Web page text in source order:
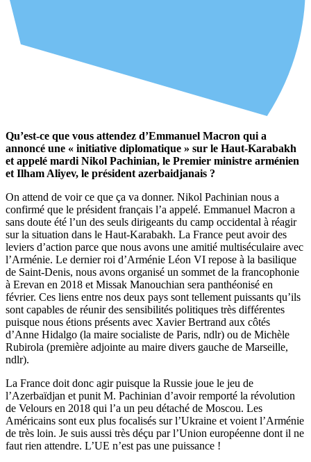
Qu’est-ce que vous attendez d’Emmanuel Macron qui a
annoncé une « initiative diplomatique » sur le Haut-Karabakh
et appelé mardi Nikol Pachinian, le Premier ministre arménien
et Ilham Aliyev, le président azerbaidjanais ?
On attend de voir ce que ça va donner. Nikol Pachinian nous a
confirmé que le président français l’a appelé. Emmanuel Macron a
sans doute été l’un des seuls dirigeants du camp occidental à réagir
sur la situation dans le Haut-Karabakh. La France peut avoir des
leviers d’action parce que nous avons une amitié multiséculaire avec
l’Arménie. Le dernier roi d’Arménie Léon VI repose à la basilique
de Saint-Denis, nous avons organisé un sommet de la francophonie
à Erevan en 2018 et Missak Manouchian sera panthéonisé en
février. Ces liens entre nos deux pays sont tellement puissants qu’ils
sont capables de réunir des sensibilités politiques très différentes
puisque nous étions présents avec Xavier Bertrand aux côtés
d’Anne Hidalgo (la maire socialiste de Paris, ndlr) ou de Michèle
Rubirola (première adjointe au maire divers gauche de Marseille,
ndlr).
La France doit donc agir puisque la Russie joue le jeu de
l’Azerbaïdjan et punit M. Pachinian d’avoir remporté la révolution
de Velours en 2018 qui l’a un peu détaché de Moscou. Les
Américains sont eux plus focalisés sur l’Ukraine et voient l’Arménie
de très loin. Je suis aussi très déçu par l’Union européenne dont il ne
faut rien attendre. L’UE n’est pas une puissance !